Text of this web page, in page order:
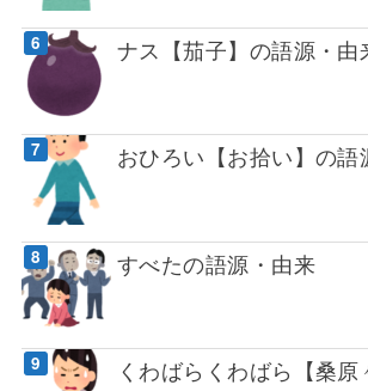
ナス【茄子】の語源・由
おひろい【お拾い】の語
すべたの語源・由来
くわばらくわばら【桑原